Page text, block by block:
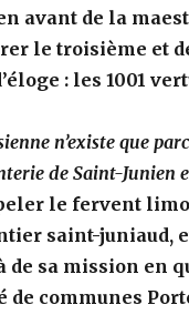
avant de la
le troisième et
: les 1001
n’existe que
de Saint-Junien
le fervent
saint-juniaud,
de sa mission en
de communes